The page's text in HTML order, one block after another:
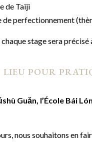
de Taiji
de perfectionnement
stage sera
LIEU POUR
Guǎn, l’École Bái
nous souhaitons en